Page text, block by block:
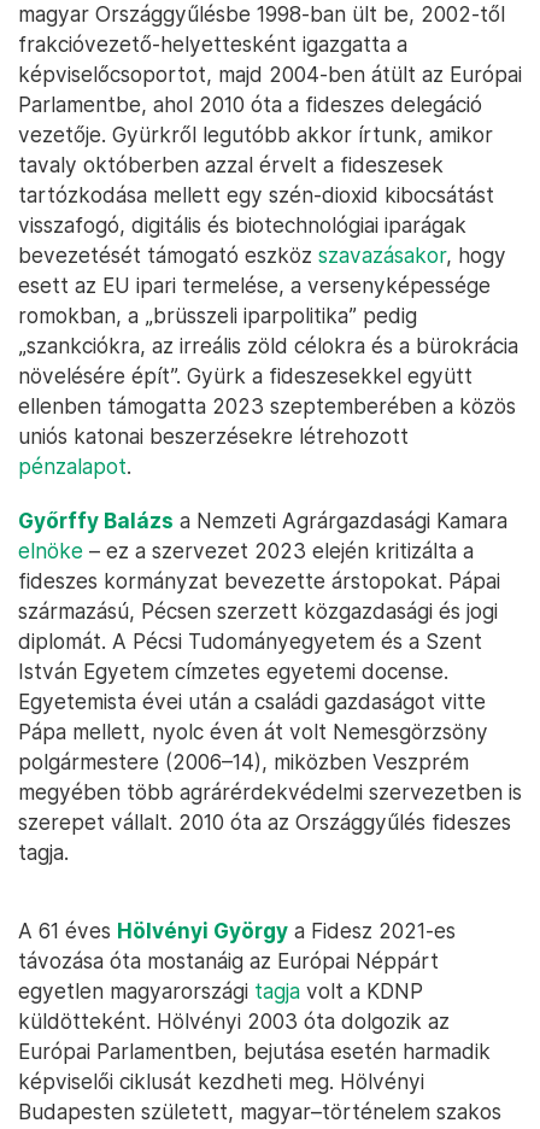
magyar Országgyűlésbe 1998-ban ült be, 2002-től
frakcióvezető-helyettesként igazgatta a
képviselőcsoportot, majd 2004-ben átült az Európai
Parlamentbe, ahol 2010 óta a fideszes delegáció
vezetője. Gyürkről legutóbb akkor írtunk, amikor
tavaly októberben azzal érvelt a fideszesek
tartózkodása mellett egy szén-dioxid kibocsátást
visszafogó, digitális és biotechnológiai iparágak
bevezetését támogató eszköz szavazásakor, hogy
esett az EU ipari termelése, a versenyképessége
romokban, a „brüsszeli iparpolitika” pedig
„szankciókra, az irreális zöld célokra és a bürokrácia
növelésére épít”. Gyürk a fideszesekkel együtt
ellenben támogatta 2023 szeptemberében a közös
uniós katonai beszerzésekre létrehozott
pénzalapot.
Győrffy Balázs a Nemzeti Agrárgazdasági Kamara
elnöke – ez a szervezet 2023 elején kritizálta a
fideszes kormányzat bevezette árstopokat. Pápai
származású, Pécsen szerzett közgazdasági és jogi
diplomát. A Pécsi Tudományegyetem és a Szent
István Egyetem címzetes egyetemi docense.
Egyetemista évei után a családi gazdaságot vitte
Pápa mellett, nyolc éven át volt Nemesgörzsöny
polgármestere (2006–14), miközben Veszprém
megyében több agrárérdekvédelmi szervezetben is
szerepet vállalt. 2010 óta az Országgyűlés fideszes
tagja.
A 61 éves Hölvényi György a Fidesz 2021-es
távozása óta mostanáig az Európai Néppárt
egyetlen magyarországi tagja volt a KDNP
küldötteként. Hölvényi 2003 óta dolgozik az
Európai Parlamentben, bejutása esetén harmadik
képviselői ciklusát kezdheti meg. Hölvényi
Budapesten született, magyar–történelem szakos